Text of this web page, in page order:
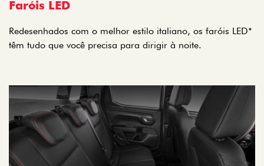
Faróis LED
Redesenhados com o melhor estilo italiano, os faróis LED*
têm tudo que você precisa para dirigir à noite.